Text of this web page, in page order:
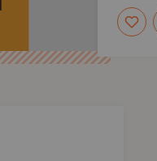
#翠西